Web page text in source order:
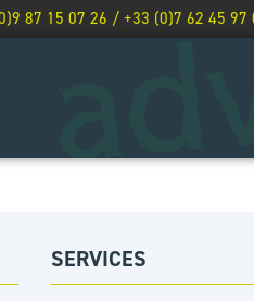
87 15 07 26 / +33 (0)7 62 45 97
SERVICES